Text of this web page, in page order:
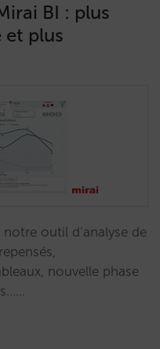
BI : plus
et plus
outil d’analyse de
nouvelle phase